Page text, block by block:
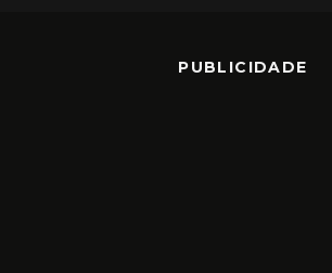
PUBLICIDADE